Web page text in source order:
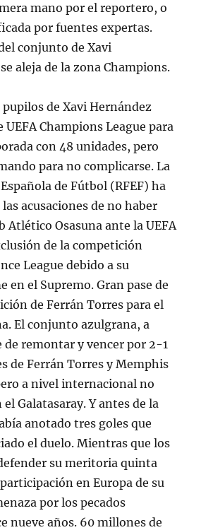
mano por el reportero, o
por fuentes expertas.
conjunto de Xavi
aleja de la zona Champions.
de Xavi Hernández
UEFA Champions League para
con 48 unidades, pero
para no complicarse. La
de Fútbol (RFEF) ha
acusaciones de no haber
Atlético Osasuna ante la UEFA
de la competición
League debido a su
en el Supremo. Gran pase de
de Ferrán Torres para el
El conjunto azulgrana, a
de remontar y vencer por 2-1
de Ferrán Torres y Memphis
a nivel internacional no
Galatasaray. Y antes de la
anotado tres goles que
el duelo. Mientras que los
su meritoria quinta
en Europa de su
por los pecados
nueve años. 60 millones de